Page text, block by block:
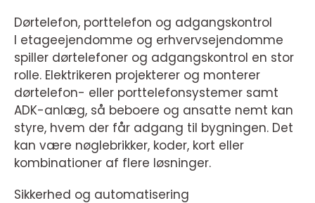
Dørtelefon, porttelefon og adgangskontrol
I etageejendomme og erhvervsejendomme
spiller dørtelefoner og adgangskontrol en stor
rolle. Elektrikeren projekterer og monterer
dørtelefon- eller porttelefonsystemer samt
ADK-anlæg, så beboere og ansatte nemt kan
styre, hvem der får adgang til bygningen. Det
kan være nøglebrikker, koder, kort eller
kombinationer af flere løsninger.
Sikkerhed og automatisering